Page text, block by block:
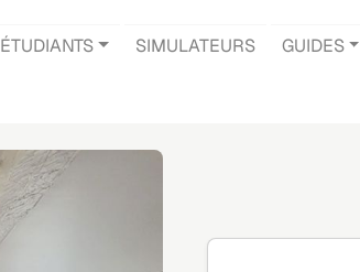
ÉTUDIANTS SIMULATEURS GUIDES